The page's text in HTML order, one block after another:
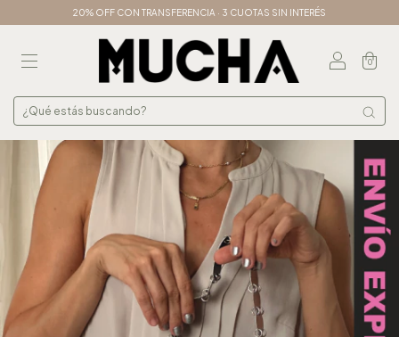
20% OFF CON TRANSFERENCIA · 3 CUOTAS SIN INTERÉS
0